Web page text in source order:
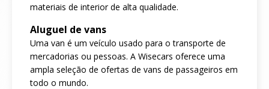
materiais de interior de alta qualidade.
Aluguel de vans
Uma van é um veículo usado para o transporte de
mercadorias ou pessoas. A Wisecars oferece uma
ampla seleção de ofertas de vans de passageiros em
todo o mundo.